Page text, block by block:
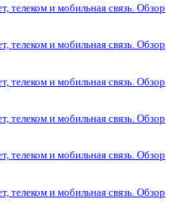
телеком и мобильная связь. Обзор
телеком и мобильная связь. Обзор
телеком и мобильная связь. Обзор
телеком и мобильная связь. Обзор
телеком и мобильная связь. Обзор
телеком и мобильная связь. Обзор